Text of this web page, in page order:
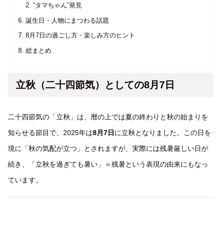
“タマちゃん”発見
誕生日・人物にまつわる話題
8月7日の過ごし方・楽しみ方のヒント
総まとめ
立秋（二十四節気）としての8月7日
二十四節気の「立秋」は、暦の上では夏の終わりと秋の始まりを
知らせる節目で、2025年は8月7日に立秋となりました。この日を
境に「秋の気配が立つ」とされますが、実際には残暑厳しい日が
続き、「立秋を過ぎても暑い」＝残暑という表現の由来にもなっ
ています。